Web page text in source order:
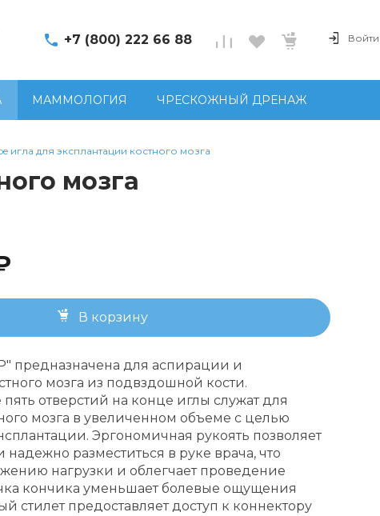
+7 (800) 222 66 88 Войти
МАММОЛОГИЯ ЧРЕСКОЖНЫЙ ДРЕНАЖ
игла для эксплантации костного мозга
мозга
В корзину
предназначена для аспирации и
мозга из подвздошной кости.
отверстий на конце иглы служат для
мозга в увеличенном объеме с целью
Эргономичная рукоять позволяет
разместиться в руке врача, что
нагрузки и облегчает проведение
кончика уменьшает болевые ощущения
стилет предоставляет доступ к коннектору